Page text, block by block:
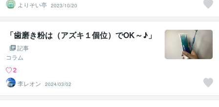
よりそい亭 2023/10/20
「歯磨き粉は（アズキ１個位）でOK～♪」
記事
コラム
2
李レオン
2024/03/02